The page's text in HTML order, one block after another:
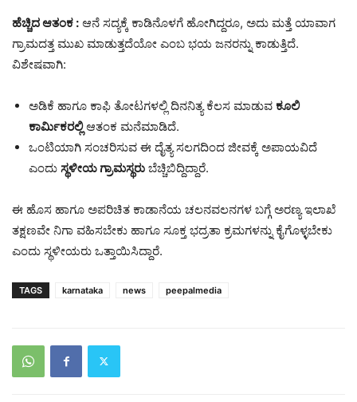
ಹೆಚ್ಚಿದ ಆತಂಕ : ಆನೆ ಸದ್ಯಕ್ಕೆ ಕಾಡಿನೊಳಗೆ ಹೋಗಿದ್ದರೂ, ಅದು ಮತ್ತೆ ಯಾವಾಗ
ಗ್ರಾಮದತ್ತ ಮುಖ ಮಾಡುತ್ತದೆಯೋ ಎಂಬ ಭಯ ಜನರನ್ನು ಕಾಡುತ್ತಿದೆ.
ವಿಶೇಷವಾಗಿ:
​ಅಡಿಕೆ ಹಾಗೂ ಕಾಫಿ ತೋಟಗಳಲ್ಲಿ ದಿನನಿತ್ಯ ಕೆಲಸ ಮಾಡುವ ಕೂಲಿ
ಕಾರ್ಮಿಕರಲ್ಲಿಆತಂಕ ಮನೆಮಾಡಿದೆ.
​ಒಂಟಿಯಾಗಿ ಸಂಚರಿಸುವ ಈ ದೈತ್ಯ ಸಲಗದಿಂದ ಜೀವಕ್ಕೆ ಅಪಾಯವಿದೆ
ಎಂದು ಸ್ಥಳೀಯ ಗ್ರಾಮಸ್ಥರು ಬೆಚ್ಚಿಬಿದ್ದಿದ್ದಾರೆ.
​ಈ ಹೊಸ ಹಾಗೂ ಅಪರಿಚಿತ ಕಾಡಾನೆಯ ಚಲನವಲನಗಳ ಬಗ್ಗೆ ಅರಣ್ಯ ಇಲಾಖೆ
ತಕ್ಷಣವೇ ನಿಗಾ ವಹಿಸಬೇಕು ಹಾಗೂ ಸೂಕ್ತ ಭದ್ರತಾ ಕ್ರಮಗಳನ್ನು ಕೈಗೊಳ್ಳಬೇಕು
ಎಂದು ಸ್ಥಳೀಯರು ಒತ್ತಾಯಿಸಿದ್ದಾರೆ.
TAGS karnataka news peepalmedia